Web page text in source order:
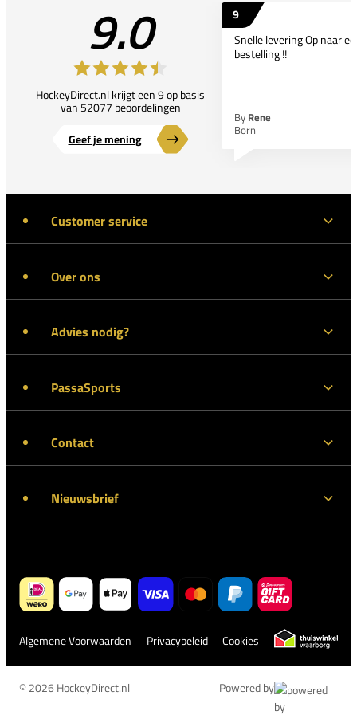
9.0
HockeyDirect.nl krijgt een 9 op basis
van 52077 beoordelingen
Geef je mening
9
Snelle levering Op naar
bestelling !!
By Rene
Born
Customer service
Over ons
Advies nodig?
PassaSports
Contact
Nieuwsbrief
Algemene Voorwaarden Privacybeleid Cookies
© 2026 HockeyDirect.nl Powered by